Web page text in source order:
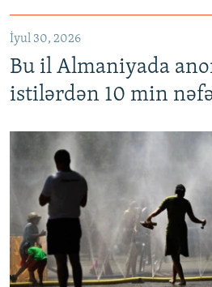
İyul 30, 2026
Bu il Almaniyada
istilərdən 10 min